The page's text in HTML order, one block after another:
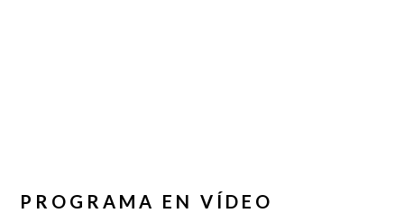
PROGRAMA EN VÍDEO